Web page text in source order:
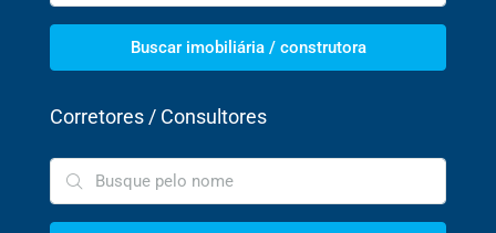
Buscar imobiliária / construtora
Corretores / Consultores